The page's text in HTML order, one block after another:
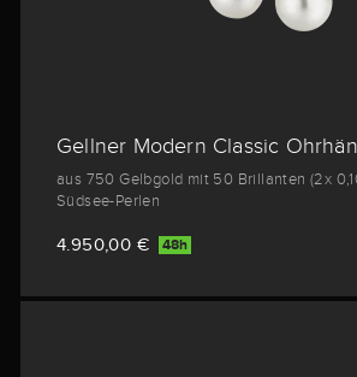
Gellner Modern Classic
aus 750 Gelbgold mit 50 Brillanten (2x
Südsee-Perlen
4.950,00 € 48h